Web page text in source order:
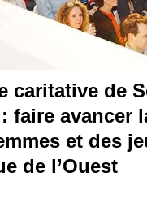
caritative de
faire avancer
et des
de l’Ouest